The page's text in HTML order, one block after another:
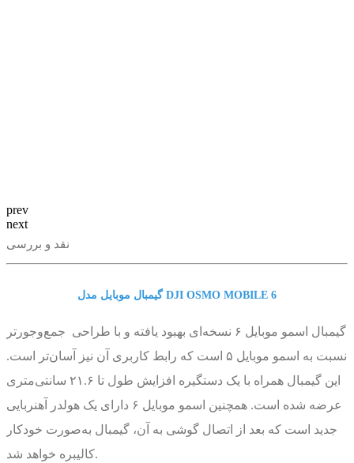
prev
next
نقد و بررسی
گیمبال موبایل مدل DJI OSMO MOBILE 6
گیمبال اسمو موبایل ۶ نسخه‌ای بهبود یافته و با طراحی جمع‌وجورتر
نسبت به اسمو موبایل ۵ است که رابط کاربری آن نیز آسان‌تر است.
این گیمبال همراه با یک دستگیره افزایش طول تا ۲۱.۶ سانتی‌متری
عرضه شده است. همچنین اسمو موبایل ۶ دارای یک هولدر آهنربایی
جدید است که بعد از اتصال گوشی به آن، گیمبال به‌صورت خودکار
کالیبره خواهد شد.